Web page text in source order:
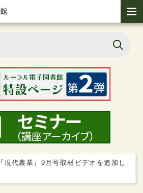
『現代農業』9月号取材ビデオを追加し